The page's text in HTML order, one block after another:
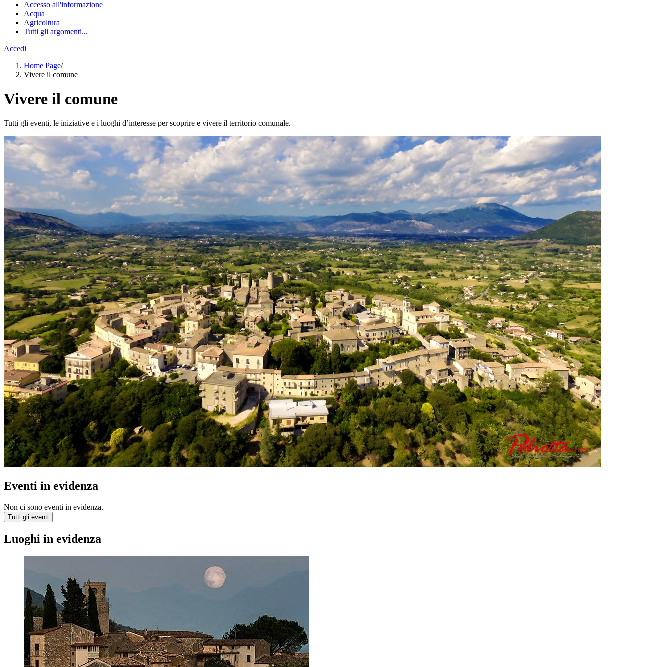
Accesso all'informazione
Acqua
Agricoltura
Tutti gli argomenti...
Accedi
Home Page/
Vivere il comune
Vivere il comune
Tutti gli eventi, le iniziative e i luoghi d’interesse per scoprire e vivere il territorio comunale.
Eventi in evidenza
Non ci sono eventi in evidenza.
Tutti gli eventi
Luoghi in evidenza